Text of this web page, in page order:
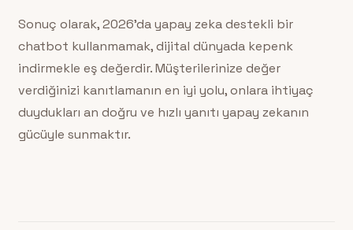
Sonuç olarak, 2026’da yapay zeka destekli bir
chatbot kullanmamak, dijital dünyada kepenk
indirmekle eş değerdir. Müşterilerinize değer
verdiğinizi kanıtlamanın en iyi yolu, onlara ihtiyaç
duydukları an doğru ve hızlı yanıtı yapay zekanın
gücüyle sunmaktır.